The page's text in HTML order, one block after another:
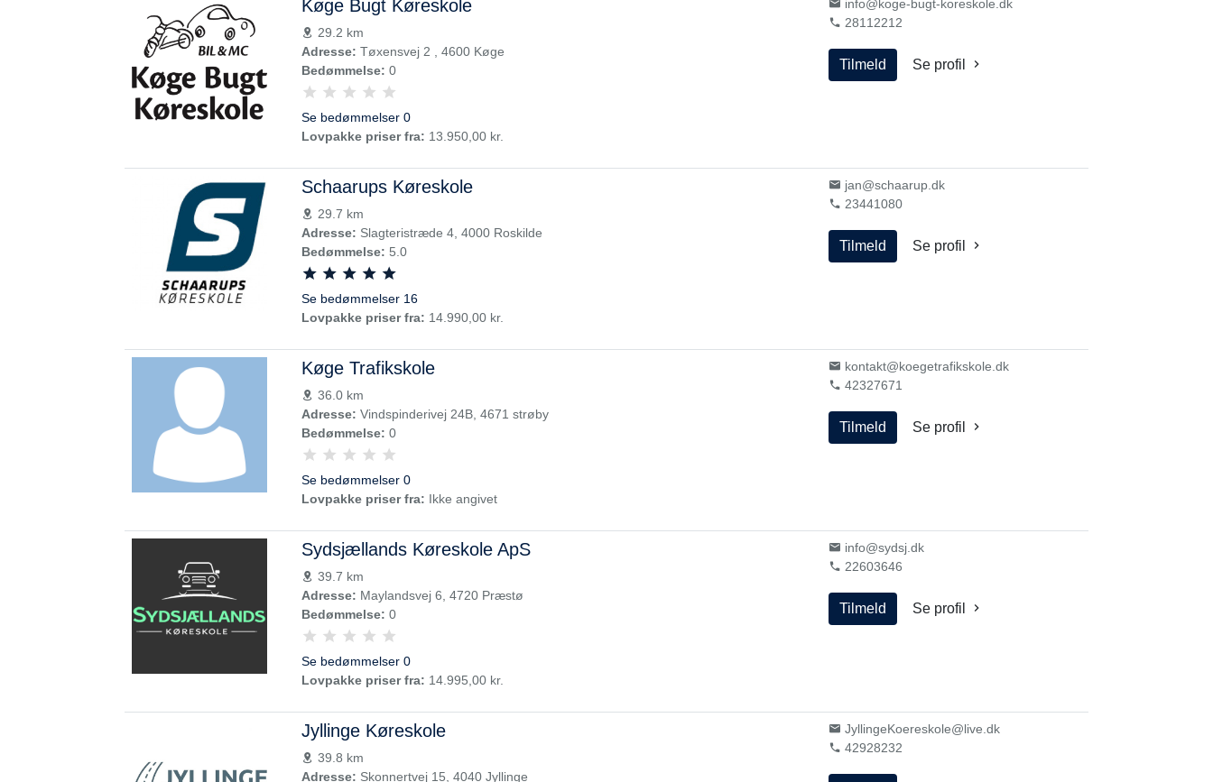
Køge Bugt Køreskole
29.2 km
Adresse: Tøxensvej 2 , 4600 Køge
Bedømmelse: 0
Se bedømmelser 0
Lovpakke priser fra: 13.950,00 kr.
info@koge-bugt-koreskole.dk
28112212
Tilmeld Se profil
Schaarups Køreskole
29.7 km
Adresse: Slagteristræde 4, 4000 Roskilde
Bedømmelse: 5.0
Se bedømmelser 16
Lovpakke priser fra: 14.990,00 kr.
jan@schaarup.dk
23441080
Tilmeld Se profil
Køge Trafikskole
36.0 km
Adresse: Vindspinderivej 24B, 4671 strøby
Bedømmelse: 0
Se bedømmelser 0
Lovpakke priser fra: Ikke angivet
kontakt@koegetrafikskole.dk
42327671
Tilmeld Se profil
Sydsjællands Køreskole ApS
39.7 km
Adresse: Maylandsvej 6, 4720 Præstø
Bedømmelse: 0
Se bedømmelser 0
Lovpakke priser fra: 14.995,00 kr.
info@sydsj.dk
22603646
Tilmeld Se profil
Jyllinge Køreskole
39.8 km
Adresse: Skonnertvej 15, 4040 Jyllinge
JyllingeKoereskole@live.dk
42928232